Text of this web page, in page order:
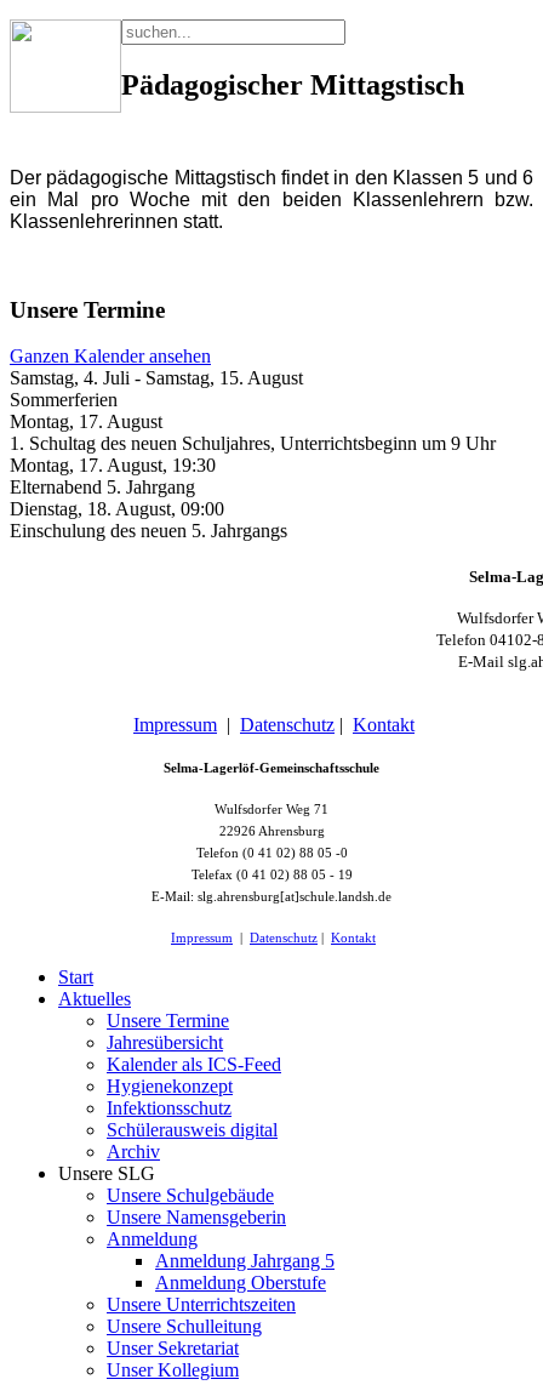
Pädagogischer Mittagstisch
Der pädagogische Mittagstisch findet in den Klassen 5 und 6
ein Mal pro Woche mit den beiden Klassenlehrern bzw.
Klassenlehrerinnen statt.
Unsere Termine
Ganzen Kalender ansehen
Samstag, 4. Juli - Samstag, 15. August
Sommerferien
Montag, 17. August
1. Schultag des neuen Schuljahres, Unterrichtsbeginn um 9 Uhr
Montag, 17. August, 19:30
Elternabend 5. Jahrgang
Dienstag, 18. August, 09:00
Einschulung des neuen 5. Jahrgangs
Selma-
Wulfsdorfer
Telefon 04102-
E-Mail
Impressum | Datenschutz | Kontakt
Selma-Lagerlöf-Gemeinschaftsschule
Wulfsdorfer Weg 71
22926 Ahrensburg
Telefon (0 41 02) 88 05 -0
Telefax (0 41 02) 88 05 - 19
E-Mail: slg.ahrensburg[at]schule.landsh.de
Impressum Datenschutz Kontakt
Start
Aktuelles
Unsere Termine
Jahresübersicht
Kalender als ICS-Feed
Hygienekonzept
Infektionsschutz
Schülerausweis digital
Archiv
Unsere SLG
Unsere Schulgebäude
Unsere Namensgeberin
Anmeldung
Anmeldung Jahrgang 5
Anmeldung Oberstufe
Unsere Unterrichtszeiten
Unsere Schulleitung
Unser Sekretariat
Unser Kollegium